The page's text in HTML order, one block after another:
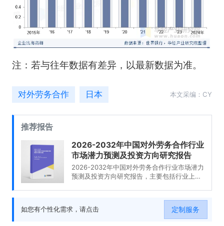
注：若与往年数据有差异，以最新数据为准。
对外劳务合作 日本 本文采编：CY
推荐报告
2026-2032年中国对外劳务合作行业
市场潜力预测及投资方向研究报告
2026-2032年中国对外劳务合作行业市场潜力
预测及投资方向研究报告，主要包括行业上下
如您有个性化需求，请点击 定制服务